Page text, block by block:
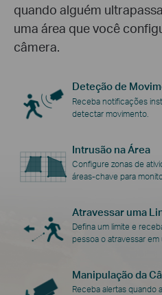
quando alguém
uma área que você
câmera.
Deteção de
Receba notificações
detectar movimento.
Intrusão na Área
Configure zonas de
áreas-chave para
Atravessar uma
Defina um limite e
pessoa o atravessar
Manipulação da
Receba alertas quando